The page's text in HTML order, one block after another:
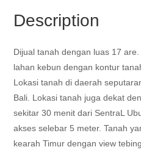
Description
Dijual tanah dengan luas 17
lahan kebun dengan kontur
Lokasi tanah di daerah
Bali. Lokasi tanah juga dekat
sekitar 30 menit dari SentraL
akses selebar 5 meter. Tanah
kearah Timur dengan view